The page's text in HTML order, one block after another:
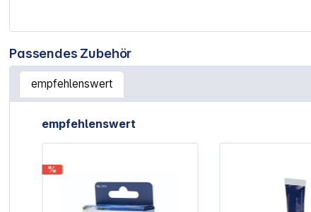
Passendes Zubehör
empfehlenswert
Artikelgalerie überspringen
empfehlenswert
%